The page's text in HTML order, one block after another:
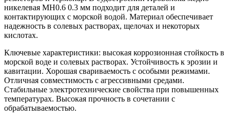
никелевая МН0.6 0.3 мм подходит для деталей и
контактирующих с морской водой. Материал обеспечивает
надежность в солевых растворах, щелочах и некоторых
кислотах.
Ключевые характеристики: высокая коррозионная стойкость в
морской воде и солевых растворах. Устойчивость к эрозии и
кавитации. Хорошая свариваемость с особыми режимами.
Отличная совместимость с агрессивными средами.
Стабильные электротехнические свойства при повышенных
температурах. Высокая прочность в сочетании с
обрабатываемостью.